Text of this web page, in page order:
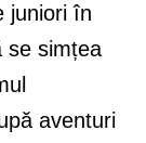
juniori în
se simțea
aventuri